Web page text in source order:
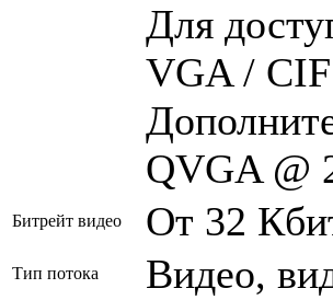
Для
VGA /
QVGA @
Битрейт видео От 32
Тип потока Видео,